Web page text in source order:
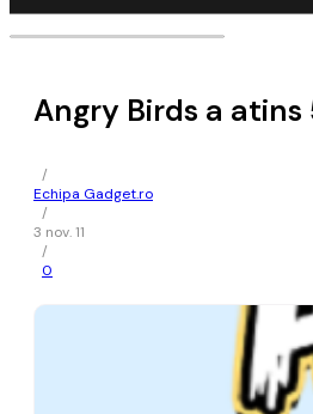
Angry Birds a
/
Echipa Gadget.ro
/
3 nov. 11
/
0